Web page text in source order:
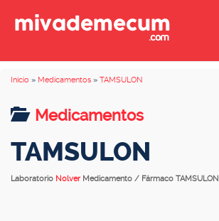
Inicio » Medicamentos » TAMSULON
Medicamentos
TAMSULON
Laboratorio Nolver Medicamento / Fármaco TAMSULON